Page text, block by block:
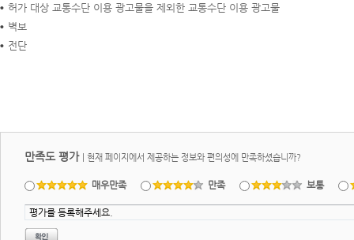
허가 대상 교통수단 이용 광고물을 제외한 교통수단 이용 광고물
벽보
전단
만족도 평가 현재 페이지에서 제공하는 정보와 편의성에 만족하셨습니까?
매우만족 만족 보통